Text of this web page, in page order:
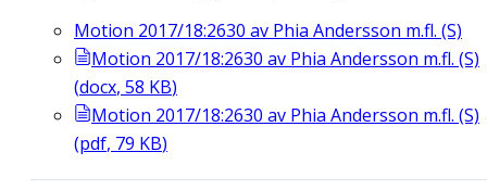
Motion 2017/18:2630 av Phia Andersson m.fl. (S)
Motion 2017/18:2630 av Phia Andersson m.fl. (S)
(docx, 58 KB)
Motion 2017/18:2630 av Phia Andersson m.fl. (S)
(pdf, 79 KB)